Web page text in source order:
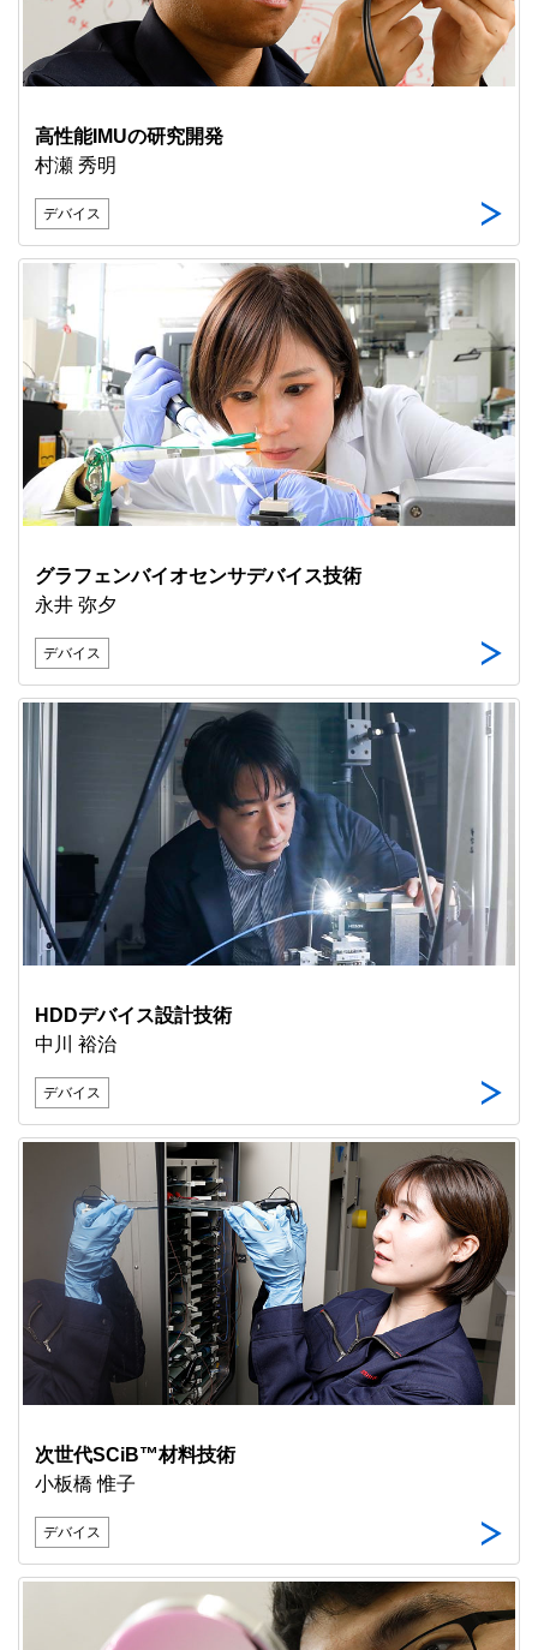
高性能IMUの研究開発
村瀬 秀明
デバイス
グラフェンバイオセンサデバイス技術
永井 弥夕
デバイス
HDDデバイス設計技術
中川 裕治
デバイス
次世代SCiB™材料技術
小板橋 惟子
デバイス